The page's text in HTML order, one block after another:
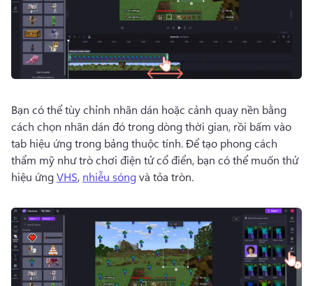
Bạn có thể tùy chỉnh nhãn dán hoặc cảnh quay nền bằng
cách chọn nhãn dán đó trong dòng thời gian, rồi bấm vào
tab hiệu ứng trong bảng thuộc tính. Để tạo phong cách
thẩm mỹ như trò chơi điện tử cổ điển, bạn có thể muốn thử
hiệu ứng VHS, nhiễu sóng và tỏa tròn.